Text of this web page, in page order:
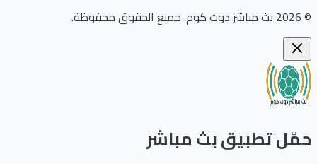
بث مباشر دوت كوم.جميع الحقوق محفوظة.
تطبيق بث مباشر